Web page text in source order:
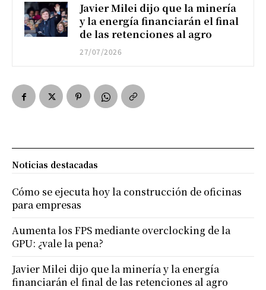
Javier Milei dijo que la minería
y la energía financiarán el final
de las retenciones al agro
27/07/2026
Noticias destacadas
Cómo se ejecuta hoy la construcción de oficinas
para empresas
Aumenta los FPS mediante overclocking de la
GPU: ¿vale la pena?
Javier Milei dijo que la minería y la energía
financiarán el final de las retenciones al agro